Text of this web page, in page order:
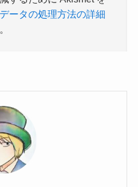
ータの処理方法の詳細
。